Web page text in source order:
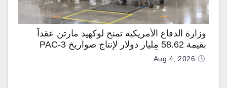
وزارة الدفاع الأمريكية تمنح لوكهيد مارتن عقداً
بقيمة 58.62 مليار دولار لإنتاج صواريخ PAC-3
المطوّرة دعماً لـ “ترسانة الحرية”
Aug 4, 2026